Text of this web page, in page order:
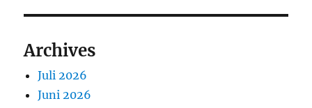
Archives
Juli 2026
Juni 2026